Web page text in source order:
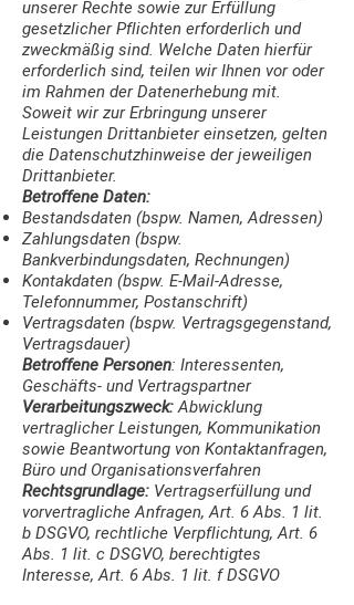
unserer Rechte sowie zur Erfüllung
gesetzlicher Pflichten erforderlich und
zweckmäßig sind. Welche Daten hierfür
erforderlich sind, teilen wir Ihnen vor oder
im Rahmen der Datenerhebung mit.
Soweit wir zur Erbringung unserer
Leistungen Drittanbieter einsetzen, gelten
die Datenschutzhinweise der jeweiligen
Drittanbieter.
Betroffene Daten:
Bestandsdaten (bspw. Namen, Adressen)
Zahlungsdaten (bspw.
Bankverbindungsdaten, Rechnungen)
Kontakdaten (bspw. E-Mail-Adresse,
Telefonnummer, Postanschrift)
Vertragsdaten (bspw. Vertragsgegenstand,
Vertragsdauer)
Betroffene Personen: Interessenten,
Geschäfts- und Vertragspartner
Verarbeitungszweck:Abwicklung
vertraglicher Leistungen, Kommunikation
sowie Beantwortung von Kontaktanfragen,
Büro und Organisationsverfahren
Rechtsgrundlage: Vertragserfüllung und
vorvertragliche Anfragen, Art. 6 Abs. 1 lit.
b DSGVO, rechtliche Verpflichtung, Art. 6
Abs. 1 lit. c DSGVO, berechtigtes
Interesse, Art. 6 Abs. 1 lit. f DSGVO